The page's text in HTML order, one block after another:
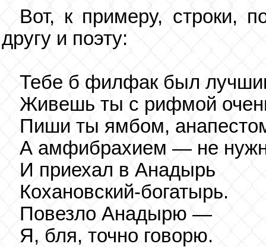
Вот, к примеру, строки,
другу и поэту:
Тебе б филфак был
Живешь ты с рифмой
Пиши ты ямбом,
А амфибрахием — не
И приехал в Анадырь
Кохановский-богатырь.
Повезло Анадырю —
Я, бля, точно говорю.